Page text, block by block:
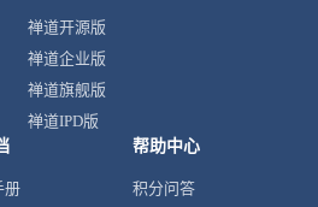
禅道开源版
禅道企业版
禅道旗舰版
禅道IPD版
册
帮助中心
积分问答